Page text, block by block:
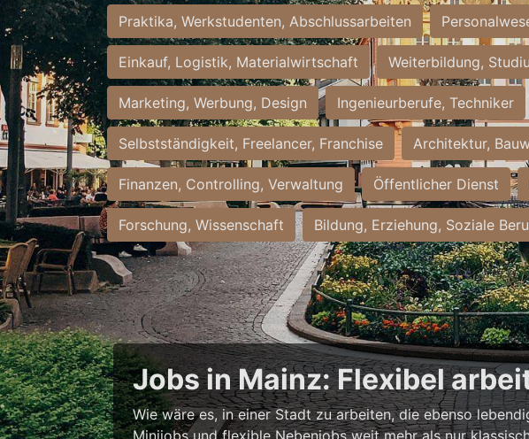
Praktika, Werkstudenten, Abschlussarbeiten
Einkauf, Logistik, Materialwirtschaft Weiterbildung,
Marketing, Werbung, Design Ingenieurberufe, Techniker
Selbstständigkeit, Freelancer, Franchise Architektur,
Finanzen, Controlling, Verwaltung Öffentlicher Dienst
Forschung, Wissenschaft Bildung, Erziehung, Soziale
Jobs in Mainz: Flexibel
Wie wäre es, in einer Stadt zu arbeiten, die ebenso